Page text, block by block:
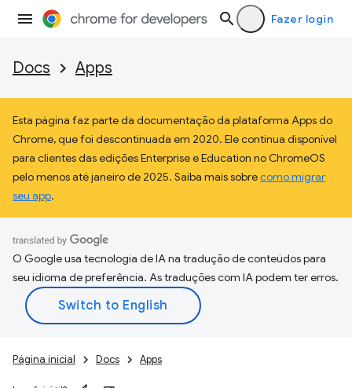
Fazer login
Docs Apps
Esta página faz parte da documentação da plataforma Apps do
Chrome, que foi descontinuada em 2020. Ele continua disponível
para clientes das edições Enterprise e Education no ChromeOS
pelo menos até janeiro de 2025. Saiba mais sobrecomo migrar
seu app.
O Google usa tecnologia de IA na tradução de conteúdos para
seu idioma de preferência. As traduções com IA podem ter erros.
Página inicial Docs Apps